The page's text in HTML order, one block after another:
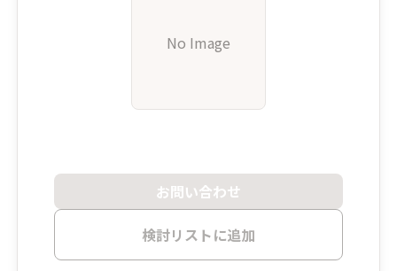
No Image
お問い合わせ
検討リストに追加